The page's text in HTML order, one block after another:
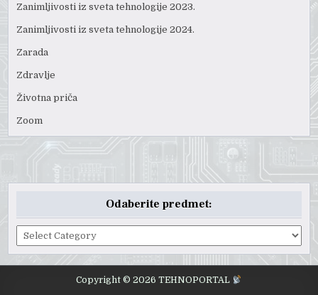
Zanimljivosti iz sveta tehnologije 2023.
Zanimljivosti iz sveta tehnologije 2024.
Zarada
Zdravlje
Životna priča
Zoom
Odaberite predmet:
Odaberite
predmet:
Copyright © 2026 TEHNOPORTAL